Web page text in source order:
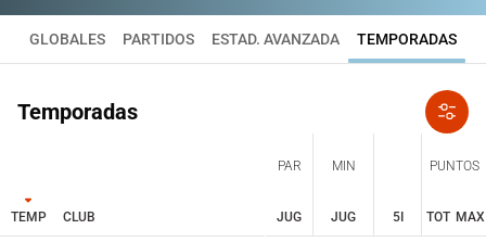
GLOBALES PARTIDOS ESTAD. AVANZADA TEMPORADAS
Temporadas
TEMP CLUB
PAR MIN
5I
PUNTOS
JUG JUG TOT MAX